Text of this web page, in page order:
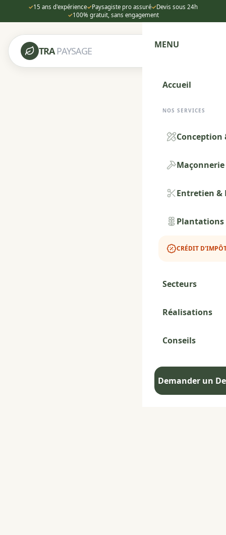
✓15 ans d'expérience✓Paysagiste pro assuré✓Devis sous 24h
✓100% gratuit, sans engagement
TRAPAYSAGE
MENU
Accueil
NOS SERVICES
Conception
Maçonnerie
Entretien &
Plantations
CRÉDIT
Secteurs
Réalisations
Conseils
Demander un